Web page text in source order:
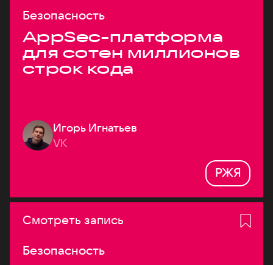
Безопасность
AppSec-платформа
для сотен миллионов
строк кода
Игорь Игнатьев
VK
РЖЯ
Смотреть запись
Безопасность